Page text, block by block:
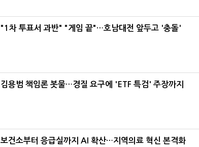
"1차 투표서 과반" "게임 끝"…호남대전 앞두고 '충돌'
김용범 책임론 봇물…경질 요구에 'ETF 특검' 주장까지
보건소부터 응급실까지 AI 확산…지역의료 혁신 본격화